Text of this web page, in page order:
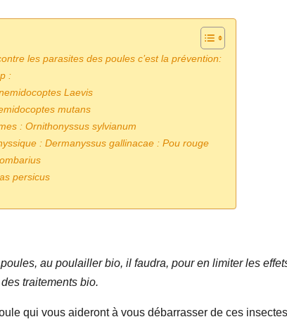
les parasites des poules c’est la prévention:
:
Laevis
mutans
: Ornithonyssus sylvianum
: Dermanyssus gallinacae : Pou rouge
persicus
au poulailler bio, il faudra, pour en limiter les
traitements bio.
qui vous aideront à vous débarrasser de ces insectes